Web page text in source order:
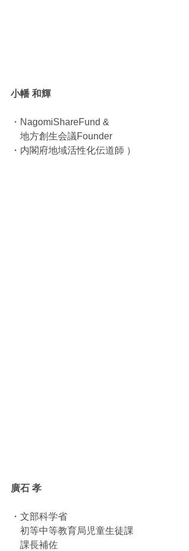
小幡 和輝
・NagomiShareFund &
地方創生会議Founder
・内閣府地域活性化伝道師 ）
廣石 孝
・文部科学省
初等中等教育局児童生徒課
課長補佐